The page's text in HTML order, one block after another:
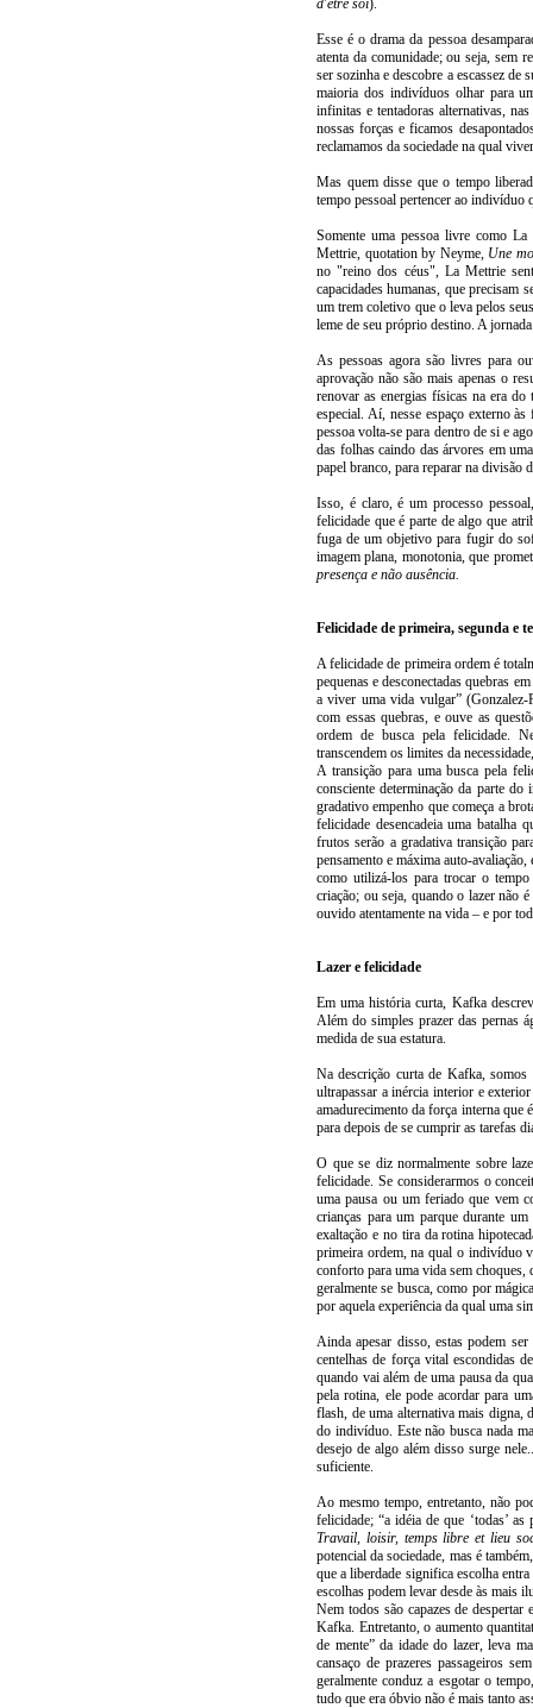
d'être soi).
Esse é o drama da pessoa
atenta da comunidade; ou seja, sem
ser sozinha e descobre a escassez
maioria dos indivíduos olhar para
infinitas e tentadoras alternativas,
nossas forças e ficamos
reclamamos da sociedade na qual
Mas quem disse que o tempo
tempo pessoal pertencer ao indivíduo
Somente uma pessoa livre como
Mettrie, quotation by Neyme, Une
no "reino dos céus", La Mettrie
capacidades humanas, que precisam
um trem coletivo que o leva pelos
leme de seu próprio destino. A
As pessoas agora são livres para
aprovação não são mais apenas o
renovar as energias físicas na era do
especial. Aí, nesse espaço externo
pessoa volta-se para dentro de si e
das folhas caindo das árvores em
papel branco, para reparar na divisão
Isso, é claro, é um processo
felicidade que é parte de algo que
fuga de um objetivo para fugir do
imagem plana, monotonia, que
presença e não ausência.
Felicidade de primeira, segunda e
A felicidade de primeira ordem é
pequenas e desconectadas quebras
a viver uma vida vulgar” (Gonzalez-
com essas quebras, e ouve as
ordem de busca pela felicidade.
transcendem os limites da
A transição para uma busca pela
consciente determinação da parte
gradativo empenho que começa a
felicidade desencadeia uma batalha
frutos serão a gradativa transição
pensamento e máxima auto-
como utilizá-los para trocar o
criação; ou seja, quando o lazer não
ouvido atentamente na vida – e por
Lazer e felicidade
Em uma história curta, Kafka
Além do simples prazer das pernas
medida de sua estatura.
Na descrição curta de Kafka, somos
ultrapassar a inércia interior e
amadurecimento da força interna que
para depois de se cumprir as tarefas
O que se diz normalmente sobre
felicidade. Se considerarmos o
uma pausa ou um feriado que vem
crianças para um parque durante
exaltação e no tira da rotina
primeira ordem, na qual o indivíduo
conforto para uma vida sem choques,
geralmente se busca, como por
por aquela experiência da qual uma
Ainda apesar disso, estas podem
centelhas de força vital escondidas
quando vai além de uma pausa da
pela rotina, ele pode acordar para
flash, de uma alternativa mais digna,
do indivíduo. Este não busca nada
desejo de algo além disso surge
suficiente.
Ao mesmo tempo, entretanto, não
felicidade; “a idéia de que ‘todas’
Travail, loisir, temps libre et lieu
potencial da sociedade, mas é
que a liberdade significa escolha
escolhas podem levar desde às mais
Nem todos são capazes de
Kafka. Entretanto, o aumento
de mente” da idade do lazer, leva
cansaço de prazeres passageiros
geralmente conduz a esgotar o
tudo que era óbvio não é mais tanto